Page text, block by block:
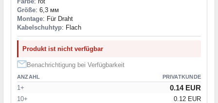
Größe: 6,3 мм
Montage: Für Draht
Kabelschuhtyp: Flach
Produkt ist nicht verfügbar
Benachrichtigung bei Verfügbarkeit
ANZAHL PRIVATKUNDE
1+ 0.14 EUR
10+
0.12 EUR